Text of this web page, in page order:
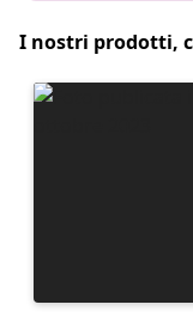
I nostri prodotti,